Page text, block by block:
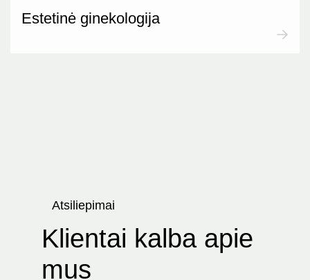
Estetinė ginekologija
Atsiliepimai
Klientai kalba apie
mus